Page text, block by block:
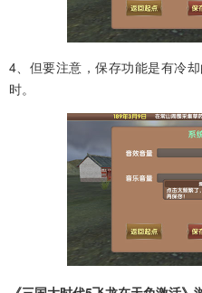
4、但要注意，保存功能是有冷
时。